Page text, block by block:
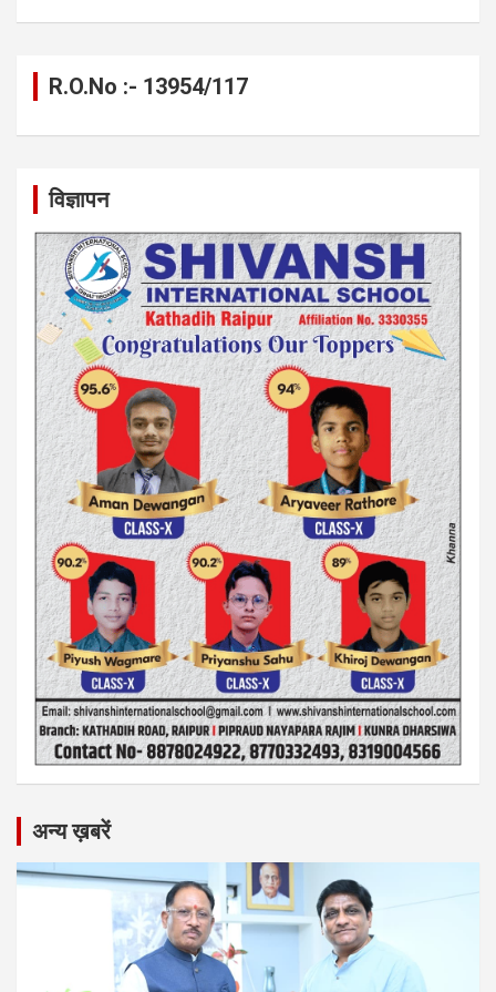
R.O.No :- 13954/117
विज्ञापन
अन्य ख़बरें